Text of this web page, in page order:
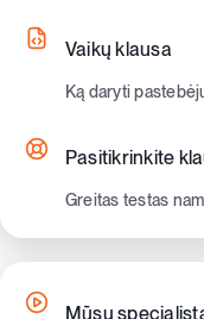
Vaikų klausa
Ką daryti
Pasitikrinkite
Greitas testas
Mūsų